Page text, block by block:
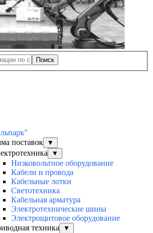
Поиск
поставок
▼
▼
Низковольтное оборудование
Кабели и провода
Кабельные лотки
Светотехника
Кабельная арматура
Электротехнические шины
Электрощитовое оборудование
техника
▼